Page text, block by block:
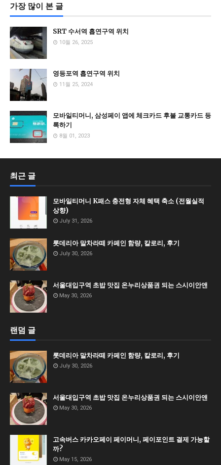
가장 많이 본 글
SRT 수서역 흡연구역 위치
10월 26, 2025
영등포역 흡연구역 위치
11월 25, 2024
모바일티머니, 삼성페이 앱에 체크카드 후불 교통카드 등
록하기
8월 01, 2023
최근 글
모바일티머니 K패스 충전형 자체 혜택 축소 (전월실적
상향)
July 31, 2026
롯데리아 말차라떼 카페인 함량, 칼로리, 후기
July 30, 2026
서울대입구역 초밥 맛집 온누리상품권 되는 스시이안앤
May 30, 2026
랜덤 글
롯데리아 말차라떼 카페인 함량, 칼로리, 후기
July 30, 2026
서울대입구역 초밥 맛집 온누리상품권 되는 스시이안앤
May 30, 2026
고속버스 카카오페이 페이머니, 페이포인트 결제 가능할
까?
May 15, 2026